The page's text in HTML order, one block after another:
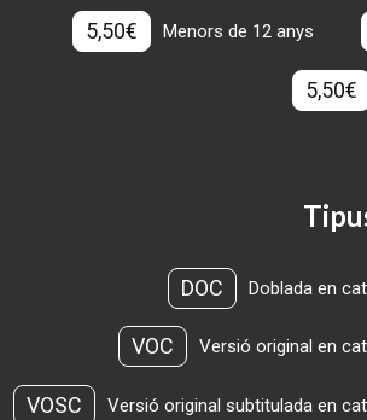
5,50€ Menors de 12 anys
5,50€
DOC Doblada en
VOC Versió original en
VOSC Versió original subtitulada en